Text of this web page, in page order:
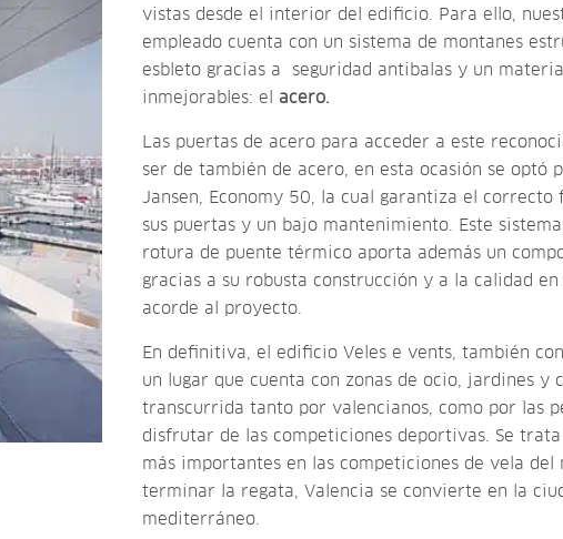
vistas desde el interior del edificio. Para ello,
empleado cuenta con un sistema de montanes
esbleto gracias a seguridad antibalas yun
inmejorables: el acero.
Las puertas de acero para acceder a este
ser de también de acero, en esta ocasión se optó
Jansen, Economy 50, la cual garantiza el correcto
sus puertas y un bajo mantenimiento. Este
rotura de puente térmico aporta además un
gracias a su robusta construcción y a la calidad en
acorde al proyecto.
En definitiva, el edificio Veles e vents, también
un lugar que cuenta con zonas de ocio, jardines y
transcurrida tanto por valencianos, como por las
disfrutar de las competiciones deportivas. Se
más importantes en las competiciones de vela del
terminar la regata, Valencia se convierte en la
mediterráneo.